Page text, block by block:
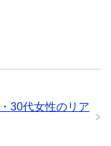
30代女性のリア